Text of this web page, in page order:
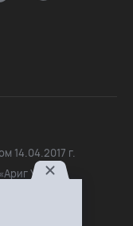
14.04.2017 г.
Ус»,